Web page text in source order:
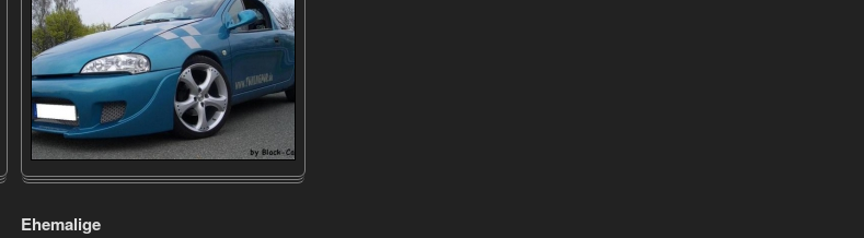
Ehemalige